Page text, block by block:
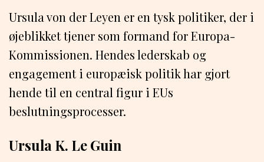
Ursula von der Leyen er en tysk politiker, der i
øjeblikket tjener som formand for Europa-
Kommissionen. Hendes lederskab og
engagement i europæisk politik har gjort
hende til en central figur i EUs
beslutningsprocesser.
Ursula K. Le Guin